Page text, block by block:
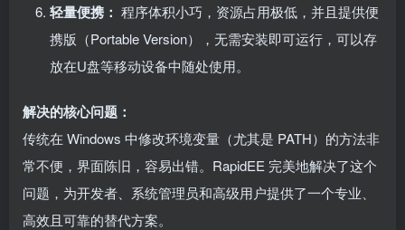
轻量便携： 程序体积小巧，资源占用极低，并且提供便
携版（Portable Version），无需安装即可运行，可以存
放在U盘等移动设备中随处使用。
解决的核心问题：
传统在 Windows 中修改环境变量（尤其是 PATH）的方法非
常不便，界面陈旧，容易出错。RapidEE 完美地解决了这个
问题，为开发者、系统管理员和高级用户提供了一个专业、
高效且可靠的替代方案。